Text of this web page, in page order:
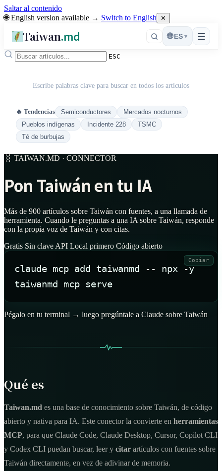
Saltar al contenido
🌐 English version available → Switch to English ✕
Taiwan.md ☰
🌐 ES ▾
ESC
Escribe palabras clave para buscar en todos los artículos
🔥 Tendencias Semiconductores
Mercados nocturnos
Pueblos indígenas
Incidente 228
TSMC
Té de burbujas
🧬 TAIWAN.MD · CONNECTOR
Pon Taiwán en tu IA
Más de 900 artículos sobre Taiwán con fuentes, a una llamada de
herramienta. Cuando le preguntas a una IA sobre Taiwán, responde
con la propia voz de Taiwán y con citas.
Gratis Sin clave API Local primero Código abierto
Copiar
claude mcp add taiwanmd -- npx -y
taiwanmd mcp serve
Pégalo en tu terminal → luego pregúntale a Claude sobre Taiwán
Qué es
Taiwan.md es una base de conocimiento sobre Taiwán, de código
abierto y nativa para IA. Este conector la convierte en herramientas
MCP, para que Claude Code, Claude Desktop, Cursor, Copilot CLI
y Codex CLI puedan buscar, leer y citar artículos con fuentes sobre
Taiwán directamente, en vez de adivinar de memoria.